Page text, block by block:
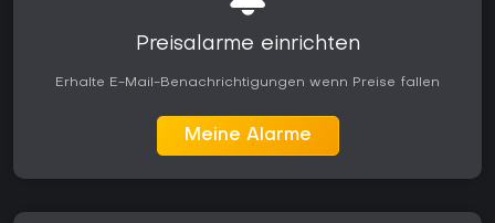
Preisalarme einrichten
Erhalte E-Mail-Benachrichtigungen wenn Preise fallen
Meine Alarme